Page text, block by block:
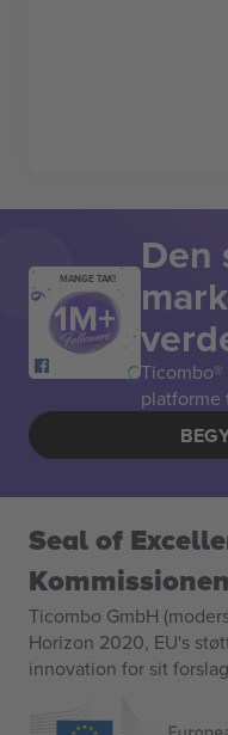
MANGE TAK! Den
platforme
Seal of
Kommissionen
Ticombo GmbH
Horizon 2020, EU's
innovation for sit